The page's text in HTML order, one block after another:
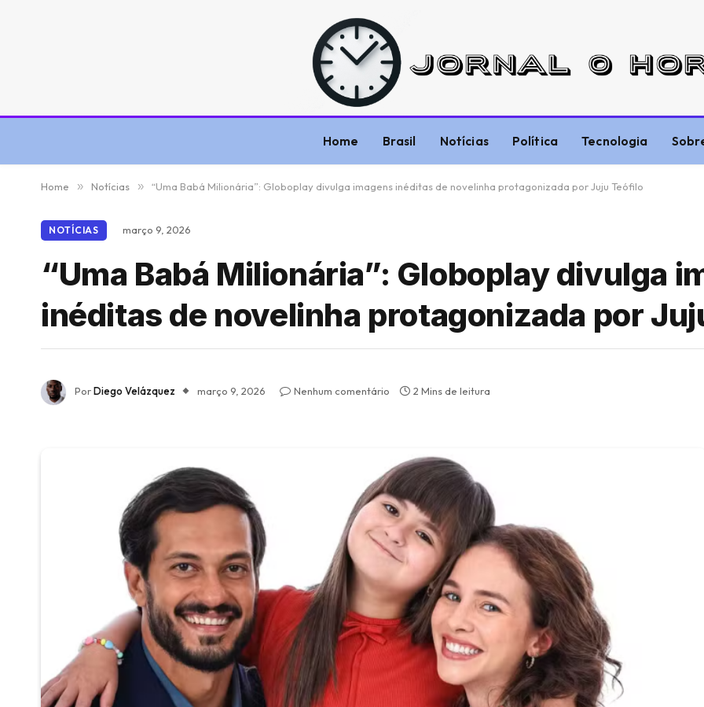
Home Brasil Notícias Política Tecnologia
Home » Notícias » “Uma Babá Milionária”: Globoplay divulga imagens inéditas de novelinha protagonizada por Juju Teófilo
NOTÍCIAS março 9, 2026
“Uma Babá Milionária”: Globoplay divulga
inéditas de novelinha protagonizada por
PorDiego Velázquez março 9, 2026 Nenhum comentário 2 Mins de leitura